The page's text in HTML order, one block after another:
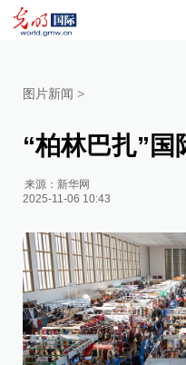
图片新闻 >
“柏林巴扎”国
来源： 新华网
2025-11-06 10:43